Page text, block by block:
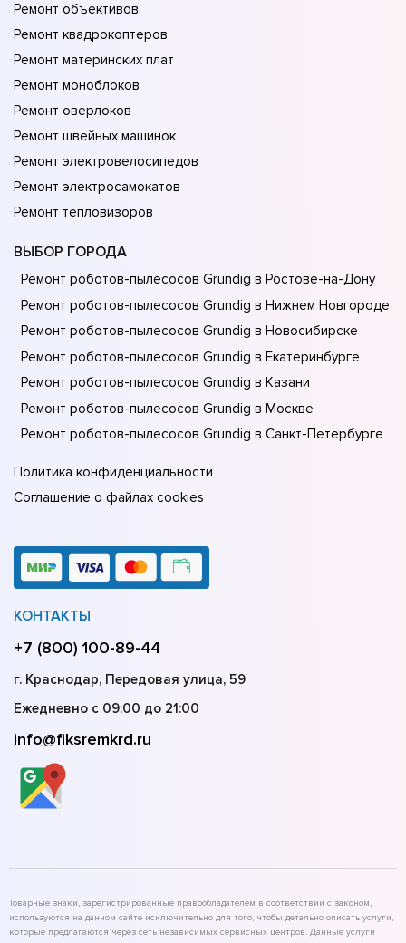
Ремонт объективов
Ремонт квадрокоптеров
Ремонт материнских плат
Ремонт моноблоков
Ремонт оверлоков
Ремонт швейных машинок
Ремонт электровелосипедов
Ремонт электросамокатов
Ремонт тепловизоров
ВЫБОР ГОРОДА
Ремонт роботов-пылесосов Grundig в Ростове-на-Донy
Ремонт роботов-пылесосов Grundig в Нижнем Новгороде
Ремонт роботов-пылесосов Grundig в Новосибирске
Ремонт роботов-пылесосов Grundig в Екатеринбурге
Ремонт роботов-пылесосов Grundig в Казани
Ремонт роботов-пылесосов Grundig в Москве
Ремонт роботов-пылесосов Grundig в Санкт-Петербурге
Политика конфиденциальности
Соглашение о файлах cookies
КОНТАКТЫ
+7 (800) 100-89-44
г. Краснодар, Передовая улица, 59
Ежедневно с 09:00 до 21:00
info@fiksremkrd.ru
Товарные знаки, зарегистрированные правообладателем в соответствии с законом,
используются на данном сайте исключительно для того, чтобы детально описать услуги,
которые предлагаются через сеть независимых сервисных центров. Данные услуги